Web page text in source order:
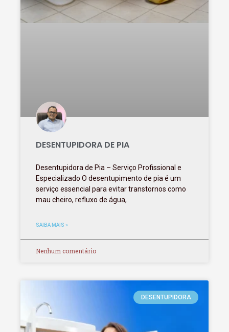
DESENTUPIDORA DE PIA
Desentupidora de Pia – Serviço Profissional e
Especializado O desentupimento de pia é um
serviço essencial para evitar transtornos como
mau cheiro, refluxo de água,
SAIBA MAIS »
Nenhum comentário
DESENTUPIDORA